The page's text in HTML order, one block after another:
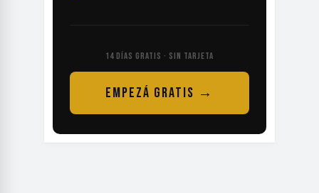
14 DÍAS GRATIS · SIN TARJETA
EMPEZÁ GRATIS →